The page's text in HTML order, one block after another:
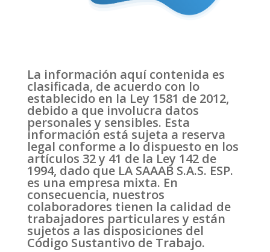
La información aquí contenida es
clasificada, de acuerdo con lo
establecido en la Ley 1581 de 2012,
debido a que involucra datos
personales y sensibles. Esta
información está sujeta a reserva
legal conforme a lo dispuesto en los
artículos 32 y 41 de la Ley 142 de
1994, dado que LA SAAAB S.A.S. ESP.
es una empresa mixta. En
consecuencia, nuestros
colaboradores tienen la calidad de
trabajadores particulares y están
sujetos a las disposiciones del
Código Sustantivo de Trabajo.